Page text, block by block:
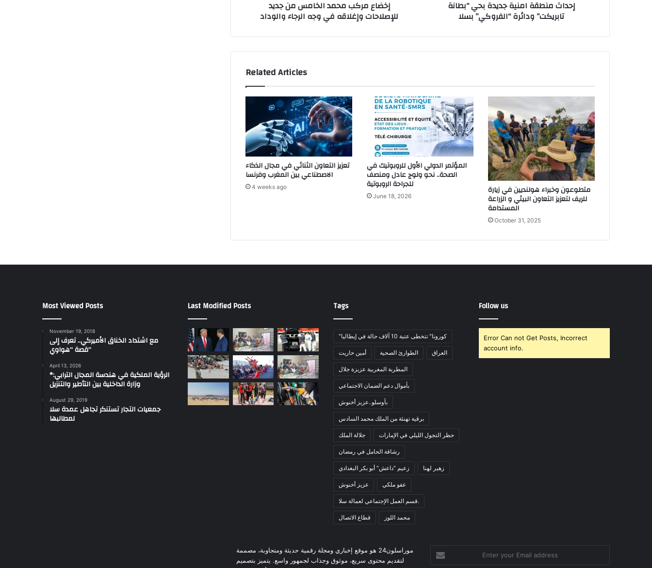
الرجاء
إخضاع مركب محمد الخامس من جديد
للإصلاحات وإغلاقه في وجه الرجاء والوداد
إحداث منطقة امنية جديدة بحي “بطانة
تابريكت” ودائرة “الفروكي” بسلا
Related Articles
تعزيز التعاون الثنائي في مجال الذكاء
الاصطناعي بين المغرب وفرنسا
4 weeks ago
المؤتمر الدولي الأول للروبوتيك في
الصحة.. نحو ولوج عادل ومنصف
للجراحة الروبوتية
June 18, 2026 متطوعون وخبراء هولنديين في زيارة
للريف لتعزيز التعاون البيئي و الزراعة
المستدامة
October 31, 2025
Most Viewed Posts
November 19, 2018
مع اشتداد الخناق الأميركي.. تعرف إلى
قصة “هواوي”
April 13, 2026
*الرؤية الملكية في هندسة المجال الترابي:
وزارة الداخلية بين التأطير والتنزيل
August 29, 2019
جمعيات التجار تستنكر تجاهل عمدة سلا
لمطالبها
Last Modified Posts Tags
"كورونا" تتخطى عتبة 10 آلاف حالة في إيطاليا
أمين حاريت الطوارئ الصحية العراق
المطربة المغربية عزيزة جلال
بأموال دعم الضمان الاجتماعي
بأوسلو..عزيز أخنوش
برقية تهنئة من الملك محمد السادس
جلالة الملك حظر التجول الليلي في الإمارات
رشاقة الحامل في رمضان
زعيم "داعش" أبو بكر البغدادي زهير لهنا
عزيز أخنوش عفو ملكي
قسم العمل الإجتماعي لعمالة سلا.
قطاع الاتصال محمد اللوز
Follow us
Error Can not Get Posts, Incorrect
account info.
موراسلون24 هو موقع إخباري ومجلة رقمية حديثة ومتجاوبة، مصممة
لتقديم محتوى سريع، موثوق وجذاب لجمهور واسع. يتميز بتصميم
your